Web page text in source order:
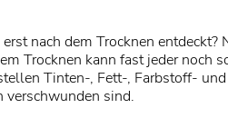
nach dem Trocknen
Trocknen kann fast jeder noch
Tinten-, Fett-, Farbstoff-
verschwunden sind.